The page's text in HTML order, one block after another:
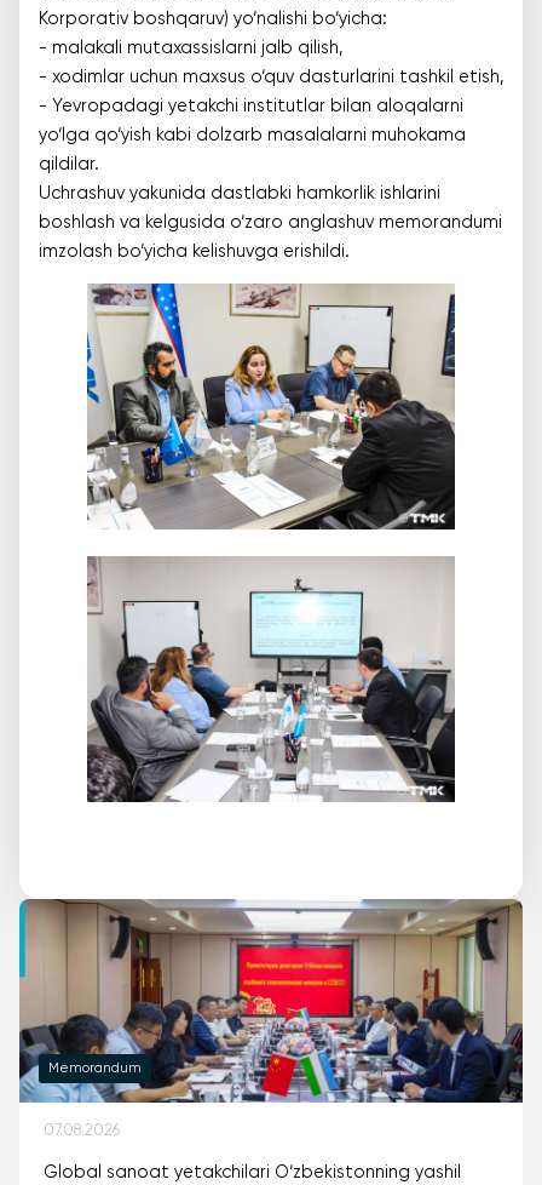
Korporativ boshqaruv) yo‘nalishi bo‘yicha:
- malakali mutaxassislarni jalb qilish,
- xodimlar uchun maxsus o‘quv dasturlarini tashkil etish,
- Yevropadagi yetakchi institutlar bilan aloqalarni
yo‘lga qo‘yish kabi dolzarb masalalarni muhokama
qildilar.
Uchrashuv yakunida dastlabki hamkorlik ishlarini
boshlash va kelgusida o‘zaro anglashuv memorandumi
imzolash bo‘yicha kelishuvga erishildi.
Memorandum
07.08.2026
Global sanoat yetakchilari O‘zbekistonning yashil